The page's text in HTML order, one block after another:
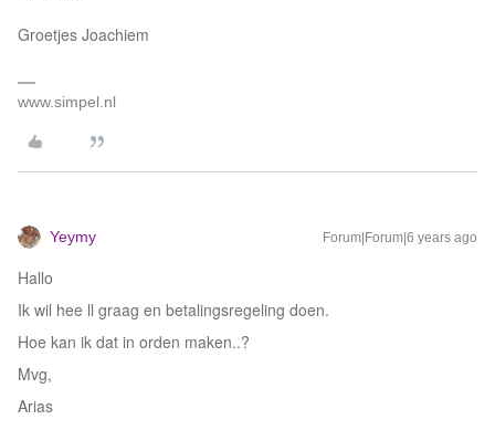
Groetjes Joachiem
www.simpel.nl
Yeymy Forum|Forum|6 years ago
Hallo
Ik wil hee ll graag en betalingsregeling doen.
Hoe kan ik dat in orden maken..?
Mvg,
Arias